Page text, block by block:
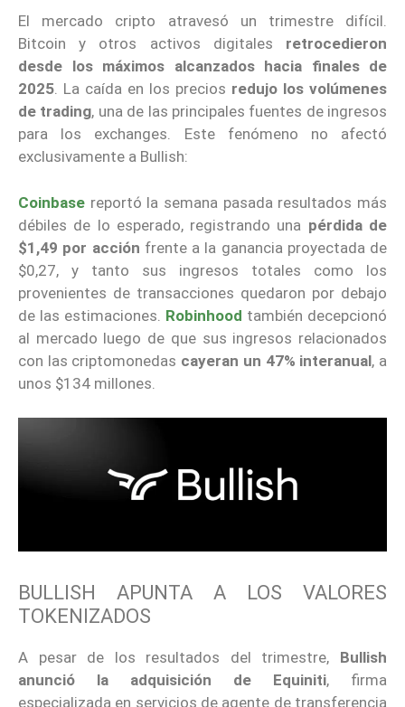
El mercado cripto atravesó un trimestre difícil.
Bitcoin y otros activos digitales retrocedieron
desde los máximos alcanzados hacia finales de
2025. La caída en los precios redujo los volúmenes
de trading, una de las principales fuentes de ingresos
para los exchanges. Este fenómeno no afectó
exclusivamente a Bullish:
Coinbase reportó la semana pasada resultados más
débiles de lo esperado, registrando una pérdida de
$1,49 por acción frente a la ganancia proyectada de
$0,27, y tanto sus ingresos totales como los
provenientes de transacciones quedaron por debajo
de las estimaciones. Robinhood también decepcionó
al mercado luego de que sus ingresos relacionados
con las criptomonedas cayeran un 47% interanual, a
unos $134 millones.
BULLISH APUNTA A LOS VALORES
TOKENIZADOS
A pesar de los resultados del trimestre, Bullish
anunció la
adquisición de Equiniti, firma
especializada en servicios de agente de transferencia